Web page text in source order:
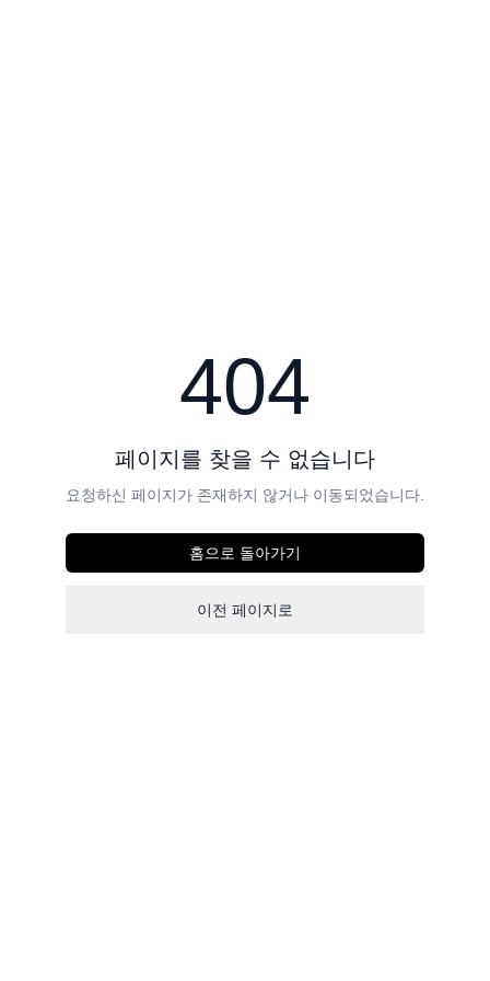
404
페이지를 찾을 수 없습니다
요청하신 페이지가 존재하지 않거나 이동되었습니다.
홈으로 돌아가기
이전 페이지로